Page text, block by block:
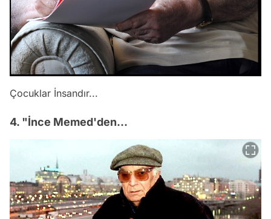
Çocuklar İnsandır...
4. "İnce Memed'den...